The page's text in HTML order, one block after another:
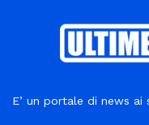
E’ un portale di news ai